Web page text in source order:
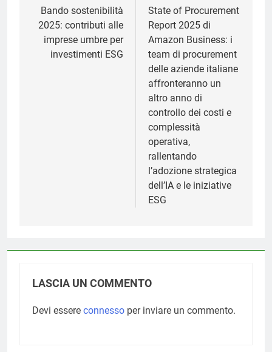
articoli
Bando sostenibilità
2025: contributi alle
imprese umbre per
investimenti ESG
State of Procurement
Report 2025 di
Amazon Business: i
team di procurement
delle aziende italiane
affronteranno un
altro anno di
controllo dei costi e
complessità
operativa,
rallentando
l’adozione strategica
dell’IA e le iniziative
ESG
LASCIA UN COMMENTO
Devi essere connesso per inviare un commento.